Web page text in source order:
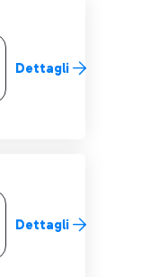
Dettagli
Dettagli